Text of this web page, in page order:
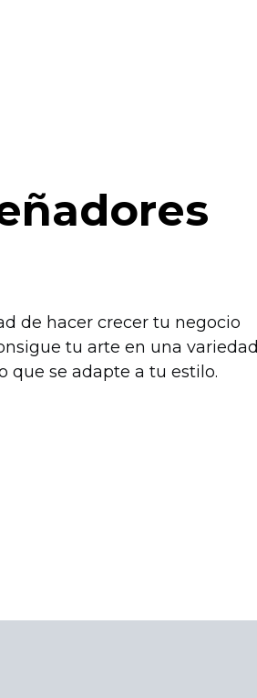
de hacer crecer tu negocio
tu arte en una variedad
que se adapte a tu estilo.